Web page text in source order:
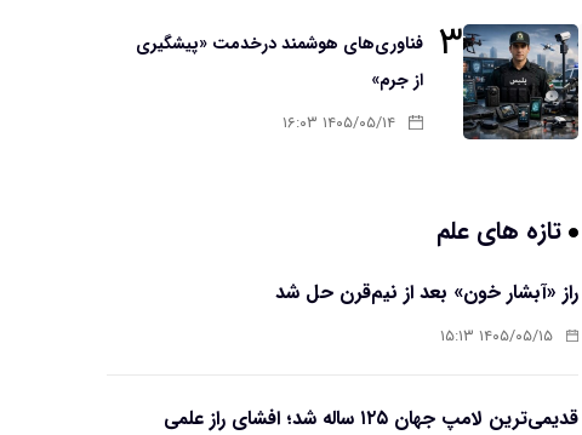
۳ فناوری‌های هوشمند درخدمت «پیشگیری
از جرم»
۱۴۰۵/۰۵/۱۴ ۱۶:۰۳
تازه های علم
راز «آبشار خون» بعد از نیم‌قرن حل شد
۱۴۰۵/۰۵/۱۵ ۱۵:۱۳
قدیمی‌ترین لامپ جهان ۱۲۵ ساله شد؛ افشای راز علمی